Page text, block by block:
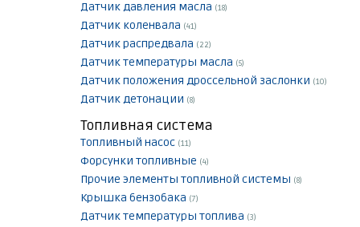
Датчик давления масла (18)
Датчик коленвала (41)
Датчик распредвала (22)
Датчик температуры масла (5)
Датчик положения дроссельной заслонки (10)
Датчик детонации (8)
Топливная система
Топливный насос (11)
Форсунки топливные (4)
Прочие элементы топливной системы (8)
Крышка бензобака (7)
Датчик температуры топлива (3)